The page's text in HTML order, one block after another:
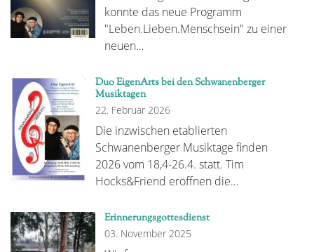
konnte das neue Programm
"Leben.Lieben.Menschsein" zu einer
neuen…
Duo EigenArts bei den Schwanenberger
Musiktagen
22. Februar 2026
Die inzwischen etablierten
Schwanenberger Musiktage finden
2026 vom 18,4-26.4. statt. Tim
Hocks&Friend eröffnen die…
Erinnerungsgottesdienst
03. November 2025